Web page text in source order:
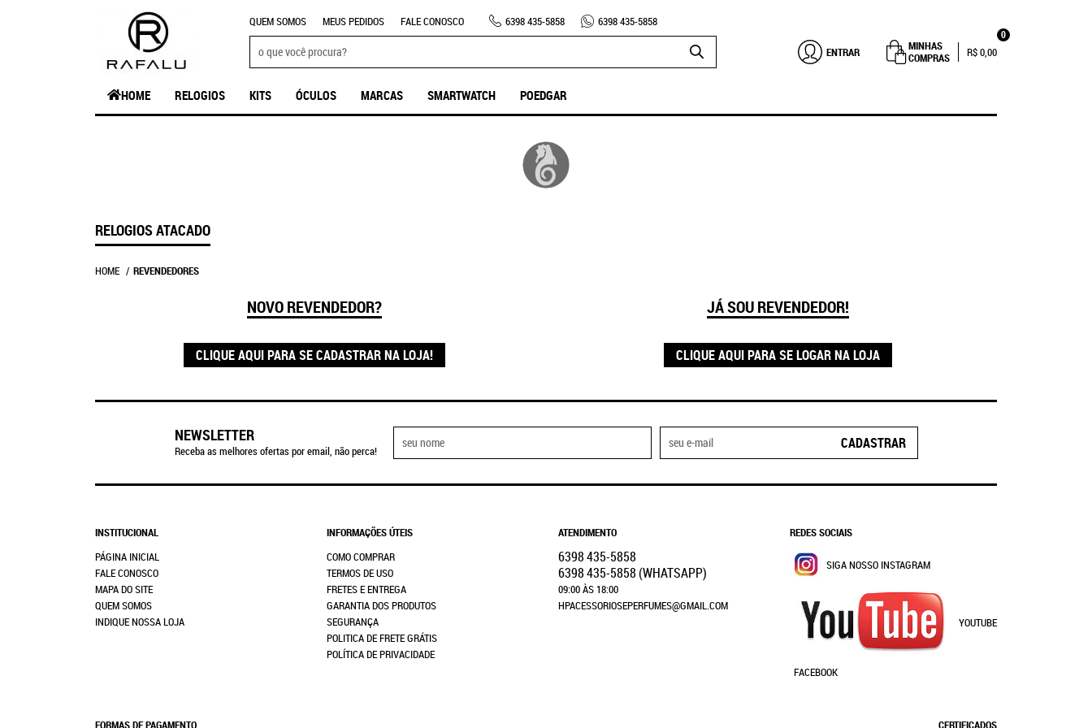
QUEM SOMOS MEUS PEDIDOS FALE CONOSCO 6398435-5858 6398435-5858
ENTRAR
MINHAS
COMPRAS
0
R$ 0,00
HOME RELOGIOS KITS ÓCULOS MARCAS SMARTWATCH POEDGAR
RELOGIOS ATACADO
HOME REVENDEDORES
NOVO REVENDEDOR?
CLIQUE AQUI PARA SE CADASTRAR NA LOJA!
JÁ SOU REVENDEDOR!
CLIQUE AQUI PARA SE LOGAR NA LOJA
NEWSLETTER
Receba as melhores ofertas por email, não perca! CADASTRAR
INSTITUCIONAL
PÁGINA INICIAL
FALE CONOSCO
MAPA DO SITE
QUEM SOMOS
INDIQUE NOSSA LOJA
INFORMAÇÕES ÚTEIS
COMO COMPRAR
TERMOS DE USO
FRETES E ENTREGA
GARANTIA DOS PRODUTOS
SEGURANÇA
POLITICA DE FRETE GRÁTIS
POLÍTICA DE PRIVACIDADE
ATENDIMENTO
6398435-5858
6398435-5858 (WHATSAPP)
09:00 ÀS 18:00
HPACESSORIOSEPERFUMES@GMAIL.COM
REDES SOCIAIS
SIGA NOSSO INSTAGRAM
YOUTUBE
FACEBOOK
FORMAS DE PAGAMENTO CERTIFICADOS